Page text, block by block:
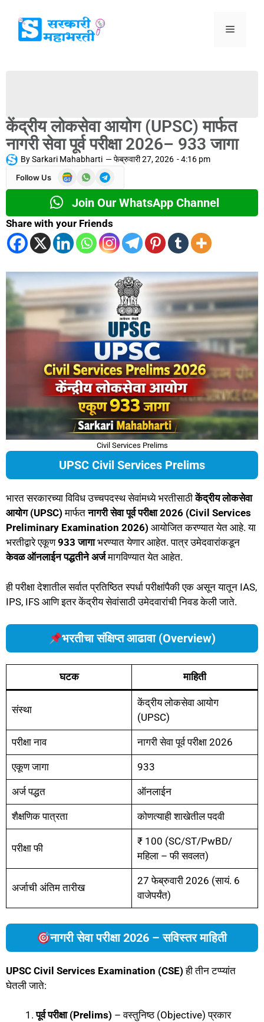
केंद्रीय लोकसेवा आयोग (UPSC) मार्फत
नागरी सेवा पूर्व परीक्षा 2026– 933 जागा
BySarkari Mahabharti —फेब्रुवारी 27, 2026 -4:16 pm
Follow Us
Join Our WhatsApp Channel
Share with your Friends
Civil Services Prelims
UPSC Civil Services Prelims
भारत सरकारच्या विविध उच्चपदस्थ सेवांमध्ये भरतीसाठीकेंद्रीय लोकसेवा
आयोग (UPSC) मार्फतनागरी सेवा पूर्व परीक्षा 2026 (Civil Services
Preliminary Examination 2026) आयोजित करण्यात येत आहे. या
भरतीद्वारे एकूण933 जागाभरण्यात येणार आहेत. पात्र उमेदवारांकडून
केवळ ऑनलाईन पद्धतीने अर्जमागविण्यात येत आहेत.
ही परीक्षा देशातील सर्वात प्रतिष्ठित स्पर्धा परीक्षांपैकी एक असून यातून IAS,
IPS, IFS आणि इतर केंद्रीय सेवांसाठी उमेदवारांची निवड केली जाते.
भरतीचा संक्षिप्त आढावा (Overview)
घटक माहिती
संस्था
केंद्रीय लोकसेवा आयोग
(UPSC)
परीक्षा नाव नागरी सेवा पूर्व परीक्षा 2026
एकूण जागा 933
अर्ज पद्धत ऑनलाईन
शैक्षणिक पात्रता कोणत्याही शाखेतील पदवी
परीक्षा फी
₹ 100 (SC/ST/PwBD/
महिला – फी सवलत)
अर्जाची अंतिम तारीख
27 फेब्रुवारी 2026 (सायं. 6
वाजेपर्यंत)
नागरी सेवा परीक्षा 2026 – सविस्तर माहिती
UPSC Civil Services Examination (CSE) ही तीन टप्प्यांत
घेतली जाते:
पूर्व परीक्षा (Prelims) – वस्तुनिष्ठ (Objective) प्रकार